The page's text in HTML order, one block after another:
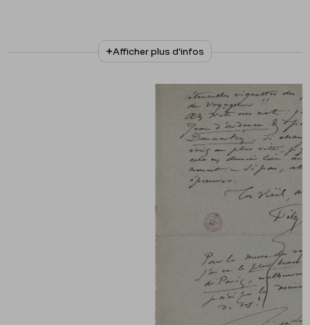
N° d'inventaire
II/6655/468/189
Collationnage
Autographe
Belgique, Bruxelles, Bibliothèque royale de
Belgique, Cabinet des Manuscrits
Afficher plus d'infos